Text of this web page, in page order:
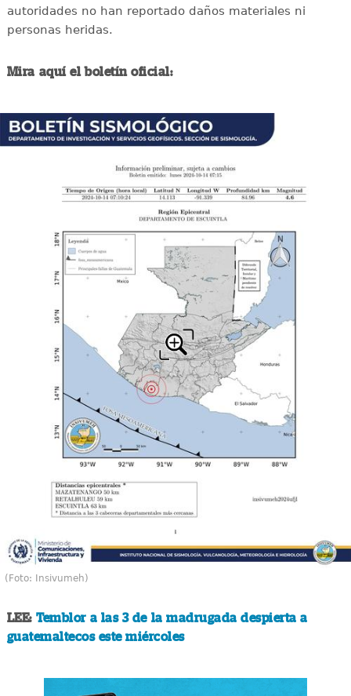
autoridades no han reportado daños materiales ni
personas heridas.
Mira aquí el boletín oficial:
(Foto: Insivumeh)
LEE: Temblor a las 3 de la madrugada despierta a
guatemaltecos este miércoles